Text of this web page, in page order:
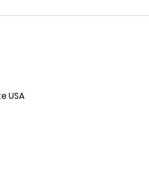
uma estrangeira se
USA